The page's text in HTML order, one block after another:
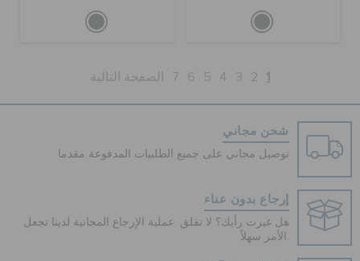
1
2
3
4
5
6
7 الصفحة التالية
شحن مجاني
توصيل مجاني على جميع الطلبيات المدفوعة مقدما
إرجاع بدون عناء
هل غيرت رأيك؟ لا تقلق. عملية الإرجاع المجانية لدينا تجعل
الأمر سهلاً.